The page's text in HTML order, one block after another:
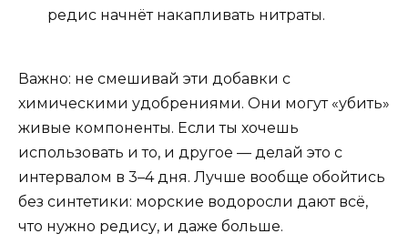
редис начнёт накапливать нитраты.
Важно: не смешивай эти добавки с
химическими удобрениями. Они могут «убить»
живые компоненты. Если ты хочешь
использовать и то, и другое — делай это с
интервалом в 3–4 дня. Лучше вообще обойтись
без синтетики: морские водоросли дают всё,
что нужно редису, и даже больше.